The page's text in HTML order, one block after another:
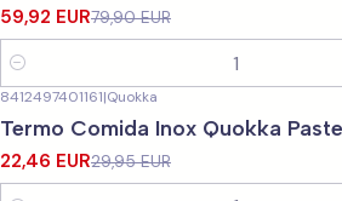
59,92 EUR79,90 EUR
Quantidade
DESCONTO
8412497401161|Quokka
Termo Comida Inox Quokka
22,46 EUR29,95 EUR